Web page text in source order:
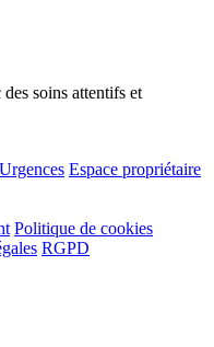
soins attentifs et
Urgences Espace propriétaire
Politique de cookies
RGPD